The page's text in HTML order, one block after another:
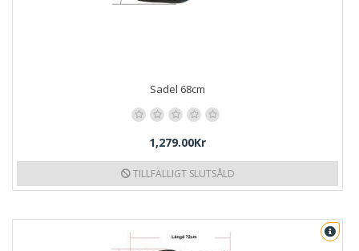
Sadel 68cm
1,279.00Kr
TILLFÄLLIGT SLUTSÅLD